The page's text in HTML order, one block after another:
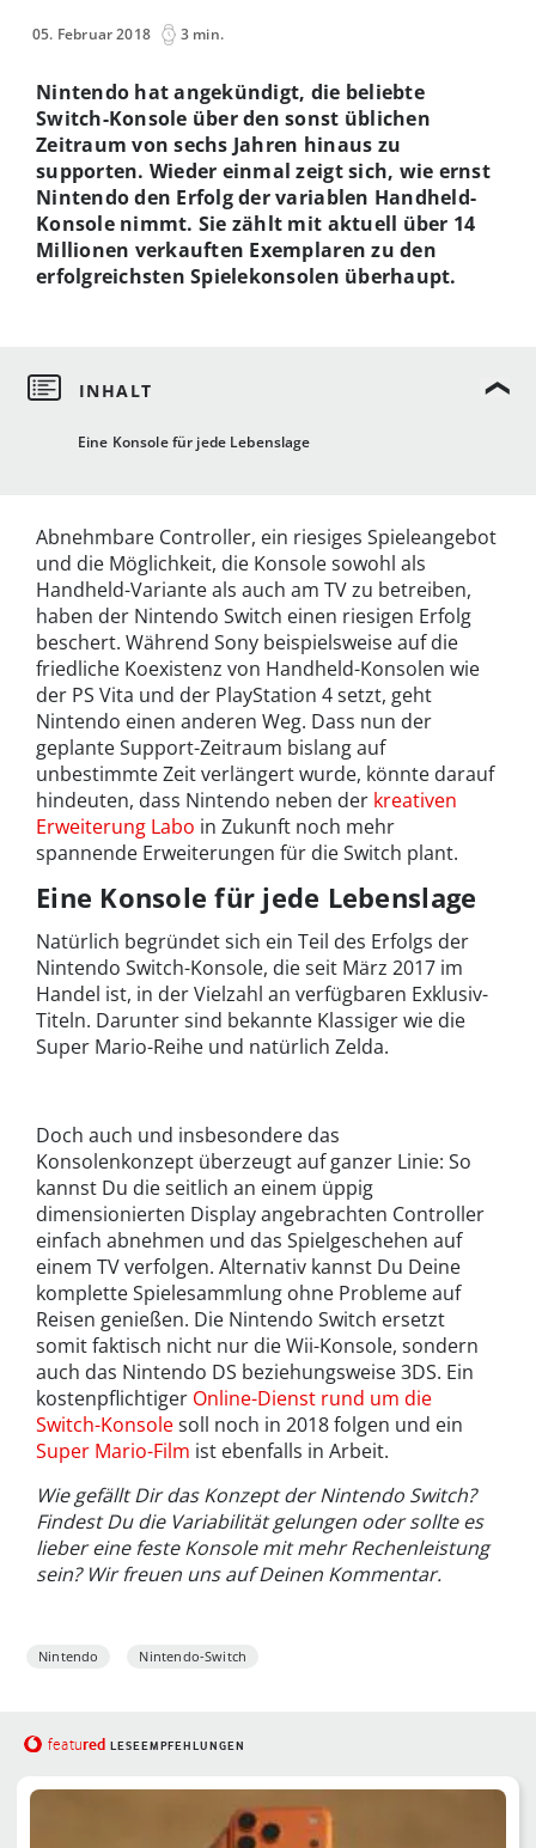
05. Februar 2018 3 min.
Eine Konsole für jede Lebenslage
Nintendo hat angekündigt, die beliebte
Switch-Konsole über den sonst üblichen
Zeitraum von sechs Jahren hinaus zu
supporten. Wieder einmal zeigt sich, wie ernst
Nintendo den Erfolg der variablen Handheld-
Konsole nimmt. Sie zählt mit aktuell über 14
Millionen verkauften Exemplaren zu den
erfolgreichsten Spielekonsolen überhaupt.
Abnehmbare Controller, ein riesiges Spieleangebot
und die Möglichkeit, die Konsole sowohl als
Handheld-Variante als auch am TV zu betreiben,
haben der Nintendo Switch einen riesigen Erfolg
beschert. Während Sony beispielsweise auf die
friedliche Koexistenz von Handheld-Konsolen wie
der PS Vita und der PlayStation 4 setzt, geht
Nintendo einen anderen Weg. Dass nun der
geplante Support-Zeitraum bislang auf
unbestimmte Zeit verlängert wurde, könnte darauf
hindeuten, dass Nintendo neben der kreativen
Erweiterung Labo in Zukunft noch mehr
spannende Erweiterungen für die Switch plant.
Eine Konsole für jede Lebenslage
Natürlich begründet sich ein Teil des Erfolgs der
Nintendo Switch-Konsole, die seit März 2017 im
Handel ist, in der Vielzahl an verfügbaren Exklusiv-
Titeln. Darunter sind bekannte Klassiger wie die
Super Mario-Reihe und natürlich Zelda.
Doch auch und insbesondere das
Konsolenkonzept überzeugt auf ganzer Linie: So
kannst Du die seitlich an einem üppig
dimensionierten Display angebrachten Controller
einfach abnehmen und das Spielgeschehen auf
einem TV verfolgen. Alternativ kannst Du Deine
komplette Spielesammlung ohne Probleme auf
Reisen genießen. Die Nintendo Switch ersetzt
somit faktisch nicht nur die Wii-Konsole, sondern
auch das Nintendo DS beziehungsweise 3DS. Ein
kostenpflichtiger Online-Dienst rund um die
Switch-Konsolesoll noch in 2018 folgen und ein
Super Mario-Film ist ebenfalls in Arbeit.
Wie gefällt Dir das Konzept der Nintendo Switch?
Findest Du die Variabilität gelungen oder sollte es
lieber eine feste Konsole mit mehr Rechenleistung
sein? Wir freuen uns auf Deinen Kommentar.
Nintendo Nintendo-Switch
featured LESEEMPFEHLUNGEN